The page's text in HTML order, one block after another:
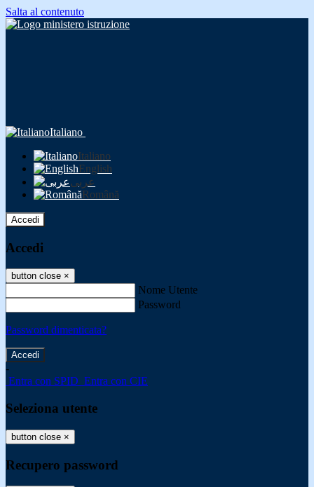
Salta al contenuto
Italiano
Italiano
English
عربى
Română
Accedi
Accedi
button close ×
Nome Utente
Password
Password dimenticata?
-
Entra con SPID Entra con CIE
Seleziona utente
button close ×
Recupero password